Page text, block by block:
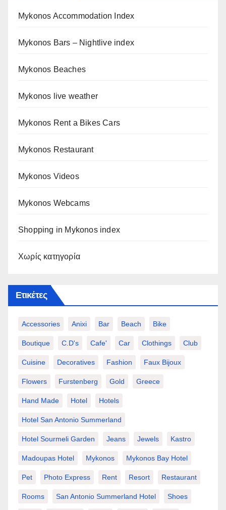
Mykonos Accommodation Index
Mykonos Bars – Nightlive index
Mykonos Beaches
Mykonos live weather
Mykonos Rent a Bikes Cars
Mykonos Restaurant
Mykonos Videos
Mykonos Webcams
Shopping in Mykonos index
Χωρίς κατηγορία
Ετικέτες
Accessories Anixi Bar Beach Bike
Boutique C.d's Cafe' Car Clothings Club
Cuisine Decoratives Fashion Faux Bijoux
Flowers Furstenberg Gold Greece
Hand Made Hotel Hotels
Hotel San Antonio Summerland
Hotel Sourmeli Garden Jeans Jewels Kastro
Madoupas Hotel Mykonos Mykonos Bay Hotel
Pet Photo Express Rent Resort Restaurant
Rooms San Antonio Summerland Hotel Shoes